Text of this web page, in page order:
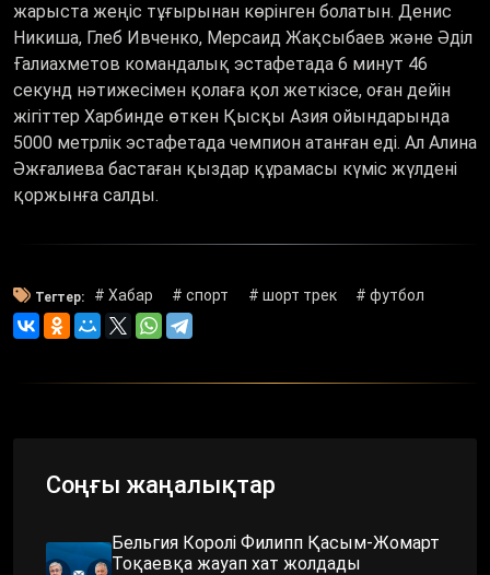
жарыста жеңіс тұғырынан көрінген болатын. Денис
Никиша, Глеб Ивченко, Мерсаид Жақсыбаев және Әділ
Ғалиахметов командалық эстафетада 6 минут 46
секунд нәтижесімен қолаға қол жеткізсе, оған дейін
жігіттер Харбинде өткен Қысқы Азия ойындарында
5000 метрлік эстафетада чемпион атанған еді. Ал Алина
Әжғалиева бастаған қыздар құрамасы күміс жүлдені
қоржынға салды.
Тегтер: # Хабар # спорт # шорт трек # футбол
Соңғы жаңалықтар
Бельгия Королі Филипп Қасым-Жомарт
Тоқаевқа жауап хат жолдады